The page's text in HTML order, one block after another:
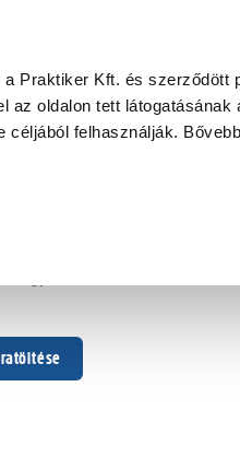
Praktiker Kft. és szerződött
az oldalon tett látogatásának
felhasználják.